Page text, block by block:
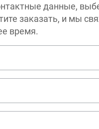
данные,
заказать, и мы
время.